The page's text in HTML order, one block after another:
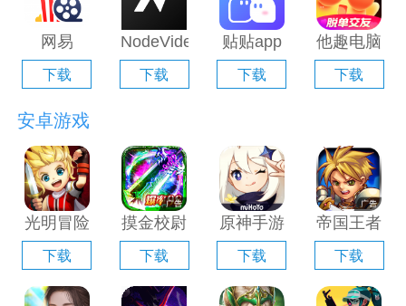
网易
Filmly电
脑版「含
模拟器」
下载
NodeVideo
电脑版
「含模拟
下载
贴贴app
电脑版
「含模拟
下载
他趣电脑
版「含模
拟器」
下载
安卓游戏
光明冒险
电脑版
「含模拟
器」
下载
摸金校尉
之伏魔殿
电脑版
「含模拟
下载
原神手游
电脑版
「含模拟
器」
下载
帝国王者
归来电脑
版「含模
拟器」
下载